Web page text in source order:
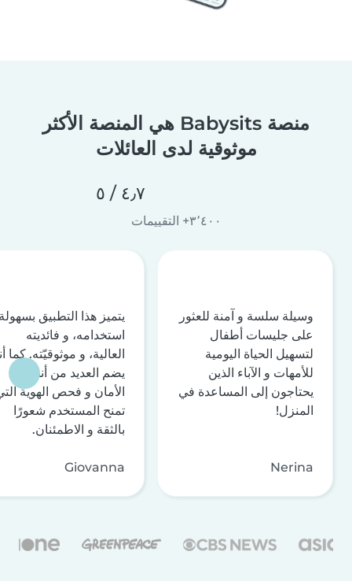
منصة Babysits هي المنصة الأكثر
موثوقية لدى العائلات
٤٫٧ / ٥
٣٬٤٠٠+ التقييمات
وسيلة سلسة و آمنة للعثور
على جليسات أطفال
لتسهيل الحياة اليومية
للأمهات و الآباء الذين
يحتاجون إلى المساعدة في
المنزل!
Nerina
يتميز هذا التطبيق
استخدامه، و فائديته
العالية، و موثوقيّته. كما
يضم العديد من أنظمة
الأمان و فحص الهوية
تمنح المستخدم شعورًا
بالثقة و الاطمئنان.
Giovanna